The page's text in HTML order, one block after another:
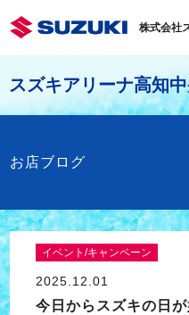
株式会社
スズキアリーナ高知
お店ブログ
イベント/キャンペーン
2025.12.01
今日からスズキの日が